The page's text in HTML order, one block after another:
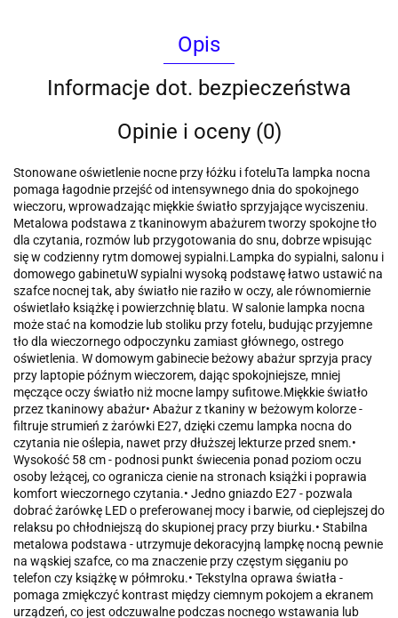
Opis
Informacje dot. bezpieczeństwa
Opinie i oceny (0)
Stonowane oświetlenie nocne przy łóżku i foteluTa lampka nocna
pomaga łagodnie przejść od intensywnego dnia do spokojnego
wieczoru, wprowadzając miękkie światło sprzyjające wyciszeniu.
Metalowa podstawa z tkaninowym abażurem tworzy spokojne tło
dla czytania, rozmów lub przygotowania do snu, dobrze wpisując
się w codzienny rytm domowej sypialni.Lampka do sypialni, salonu i
domowego gabinetuW sypialni wysoką podstawę łatwo ustawić na
szafce nocnej tak, aby światło nie raziło w oczy, ale równomiernie
oświetlało książkę i powierzchnię blatu. W salonie lampka nocna
może stać na komodzie lub stoliku przy fotelu, budując przyjemne
tło dla wieczornego odpoczynku zamiast głównego, ostrego
oświetlenia. W domowym gabinecie beżowy abażur sprzyja pracy
przy laptopie późnym wieczorem, dając spokojniejsze, mniej
męczące oczy światło niż mocne lampy sufitowe.Miękkie światło
przez tkaninowy abażur• Abażur z tkaniny w beżowym kolorze -
filtruje strumień z żarówki E27, dzięki czemu lampka nocna do
czytania nie oślepia, nawet przy dłuższej lekturze przed snem.•
Wysokość 58 cm - podnosi punkt świecenia ponad poziom oczu
osoby leżącej, co ogranicza cienie na stronach książki i poprawia
komfort wieczornego czytania.• Jedno gniazdo E27 - pozwala
dobrać żarówkę LED o preferowanej mocy i barwie, od cieplejszej do
relaksu po chłodniejszą do skupionej pracy przy biurku.• Stabilna
metalowa podstawa - utrzymuje dekoracyjną lampkę nocną pewnie
na wąskiej szafce, co ma znaczenie przy częstym sięganiu po
telefon czy książkę w półmroku.• Tekstylna oprawa światła -
pomaga zmiękczyć kontrast między ciemnym pokojem a ekranem
urządzeń, co jest odczuwalne podczas nocnego wstawania lub